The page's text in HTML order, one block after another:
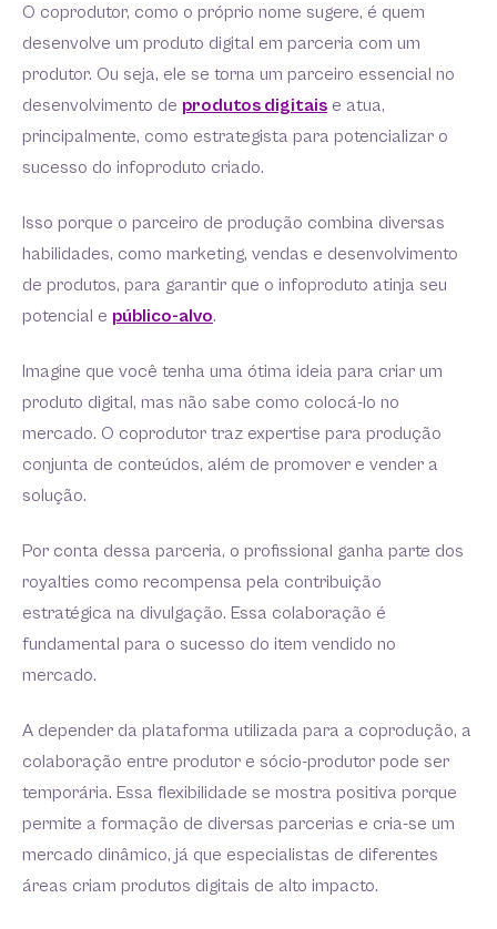
O coprodutor, como o próprio nome sugere, é quem
desenvolve um produto digital em parceria com um
produtor. Ou seja, ele se torna um parceiro essencial no
desenvolvimento de produtos digitais e atua,
principalmente, como estrategista para potencializar o
sucesso do infoproduto criado.
Isso porque o parceiro de produção combina diversas
habilidades, como marketing, vendas e desenvolvimento
de produtos, para garantir que o infoproduto atinja seu
potencial e público-alvo.
Imagine que você tenha uma ótima ideia para criar um
produto digital, mas não sabe como colocá-lo no
mercado. O coprodutor traz expertise para produção
conjunta de conteúdos, além de promover e vender a
solução.
Por conta dessa parceria, o profissional ganha parte dos
royalties como recompensa pela contribuição
estratégica na divulgação. Essa colaboração é
fundamental para o sucesso do item vendido no
mercado.
A depender da plataforma utilizada para a coprodução, a
colaboração entre produtor e sócio-produtor pode ser
temporária. Essa flexibilidade se mostra positiva porque
permite a formação de diversas parcerias e cria-se um
mercado dinâmico, já que especialistas de diferentes
áreas criam produtos digitais de alto impacto.